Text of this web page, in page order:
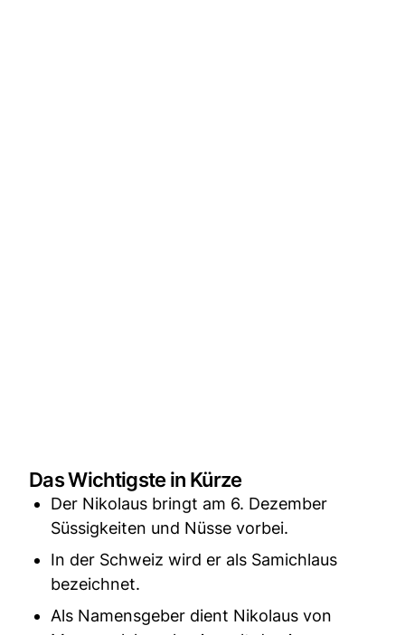
Das Wichtigste in Kürze
Der Nikolaus bringt am 6. Dezember
Süssigkeiten und Nüsse vorbei.
In der Schweiz wird er als Samichlaus
bezeichnet.
Als Namensgeber dient Nikolaus von